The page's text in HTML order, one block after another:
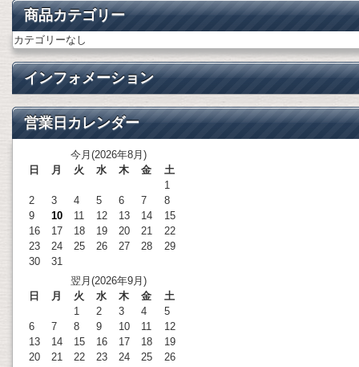
商品カテゴリー
カテゴリーなし
インフォメーション
営業日カレンダー
今月(2026年8月)
日
月 火 水 木 金
土
1
2
3 4 5 6 7
8
9
10 11 12 13 14
15
16
17 18 19 20 21
22
23
24 25 26 27 28
29
30
31
翌月(2026年9月)
日
月 火 水 木 金
土
1
2 3 4
5
6
7 8 9 10 11
12
13
14 15 16 17 18
19
20
21 22 23 24 25
26